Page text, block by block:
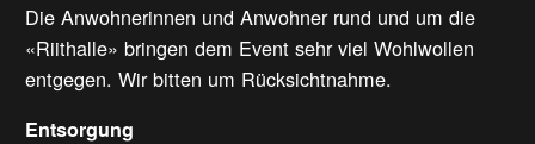
Die Anwohnerinnen und Anwohner rund und um die
«Riithalle» bringen dem Event sehr viel Wohlwollen
entgegen. Wir bitten um Rücksichtnahme.
Entsorgung